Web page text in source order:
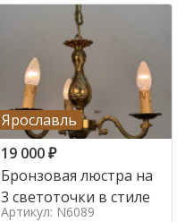
Ярославль
19 000₽
Бронзовая люстра на
3 светоточки в стиле
Артикул: N6089